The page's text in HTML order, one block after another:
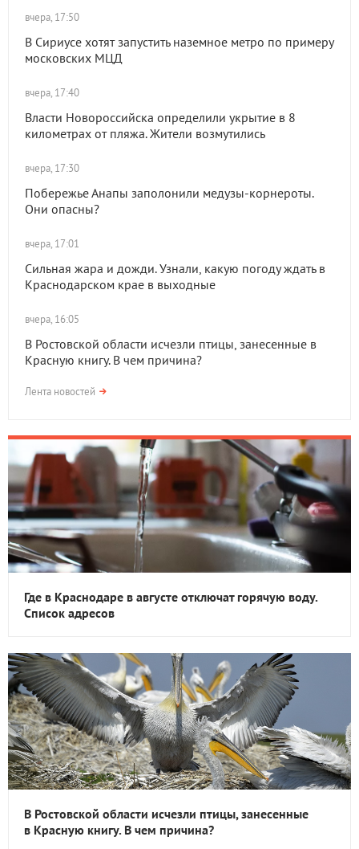
вчера, 17:50
В Сириусе хотят запустить наземное метро по примеру
московских МЦД
вчера, 17:40
Власти Новороссийска определили укрытие в 8
километрах от пляжа. Жители возмутились
вчера, 17:30
Побережье Анапы заполонили медузы-корнероты.
Они опасны?
вчера, 17:01
Сильная жара и дожди. Узнали, какую погоду ждать в
Краснодарском крае в выходные
вчера, 16:05
В Ростовской области исчезли птицы, занесенные в
Красную книгу. В чем причина?
Лента новостей
Где в Краснодаре в августе отключат горячую воду.
Список адресов
В Ростовской области исчезли птицы, занесенные
в Красную книгу. В чем причина?